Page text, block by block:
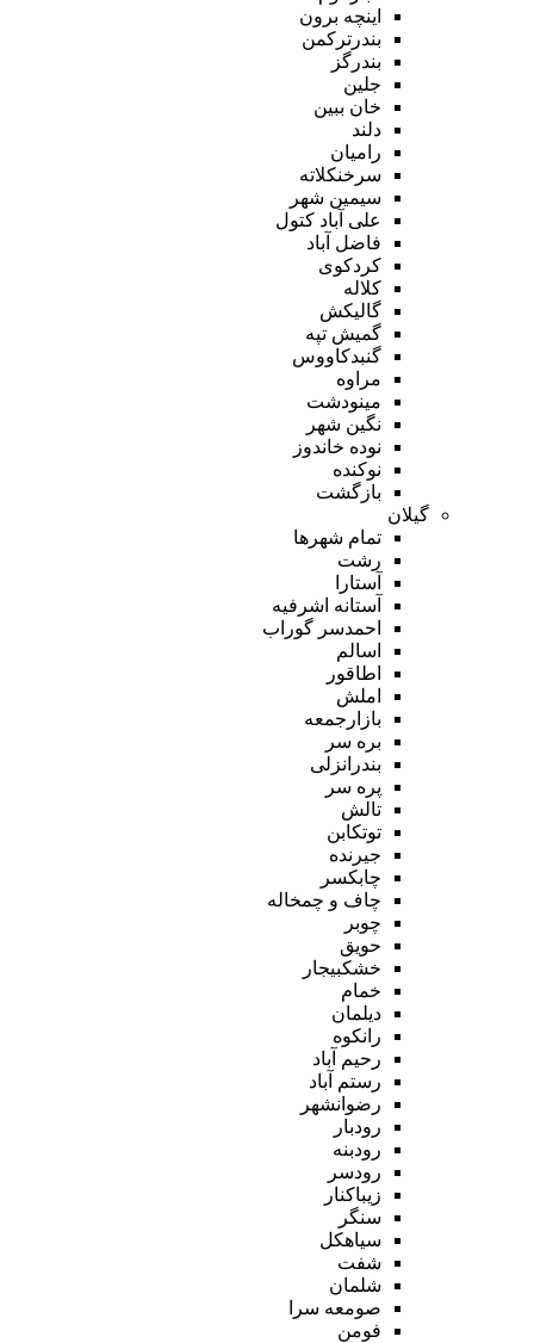
اینچه برون
بندرترکمن
بندرگز
جلین
خان ببین
دلند
رامیان
سرخنکلاته
سیمین شهر
علی آباد کتول
فاضل آباد
کردکوی
کلاله
گالیکش
گمیش تپه
گنبدکاووس
مراوه
مینودشت
نگین شهر
نوده خاندوز
نوکنده
بازگشت
گیلان
تمام شهر‌ها
رشت
آستارا
آستانه اشرفیه
احمدسر گوراب
اسالم
اطاقور
املش
بازارجمعه
بره سر
بندرانزلی
پره سر
تالش
توتکابن
جیرنده
چابکسر
چاف و چمخاله
چوبر
حویق
خشکبیجار
خمام
دیلمان
رانکوه
رحیم آباد
رستم آباد
رضوانشهر
رودبار
رودبنه
رودسر
زیباکنار
سنگر
سیاهکل
شفت
شلمان
صومعه سرا
فومن